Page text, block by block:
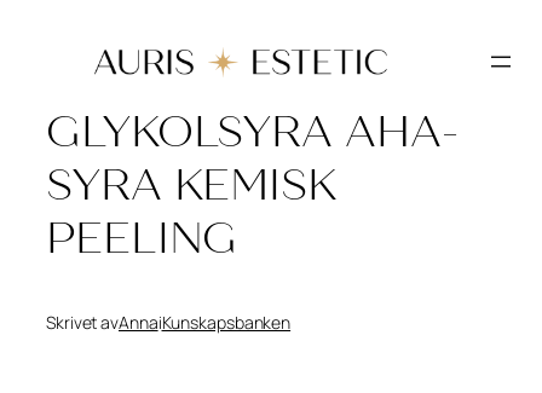
innehåll
GLYKOLSYRA AHA-
SYRA KEMISK
PEELING
Skrivet avAnnaiKunskapsbanken